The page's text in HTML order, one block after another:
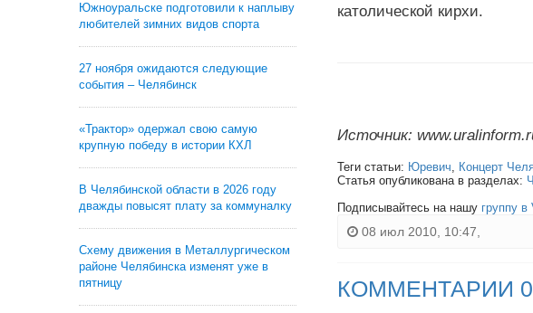
Южноуральске подготовили к наплыву
любителей зимних видов спорта
27 ноября ожидаются следующие
события – Челябинск
«Трактор» одержал свою самую
крупную победу в истории КХЛ
В Челябинской области в 2026 году
дважды повысят плату за коммуналку
Схему движения в Металлургическом
районе Челябинска изменят уже в
пятницу
католической кирхи.
Источник:
Теги статьи: Юревич, Концерт
Статья опубликована в разделах:
Подписывайтесь на нашу группу в
08 июл 2010, 10:47,
КОММЕНТАРИИ 0